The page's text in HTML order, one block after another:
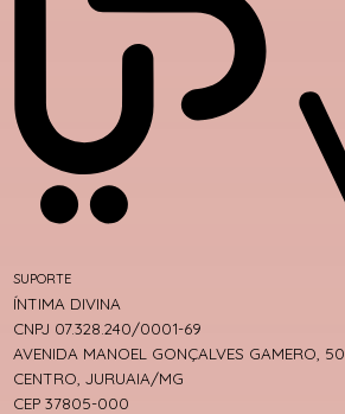
SUPORTE
ÍNTIMA DIVINA
CNPJ 07.328.240/0001-69
AVENIDA MANOEL GONÇALVES GAMERO, 50
CENTRO, JURUAIA/MG
CEP 37805-000